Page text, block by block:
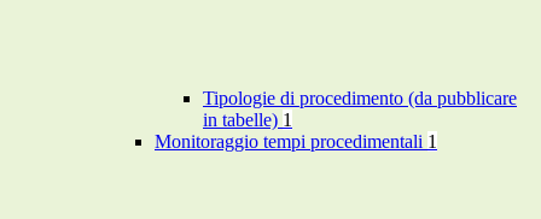
Tipologie di procedimento (da pubblicare
in tabelle) 1
Monitoraggio tempi procedimentali 1